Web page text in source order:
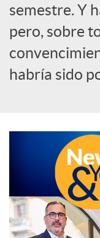
c
i
l
e
s
semestre. Y
pero, sobre
habría sido